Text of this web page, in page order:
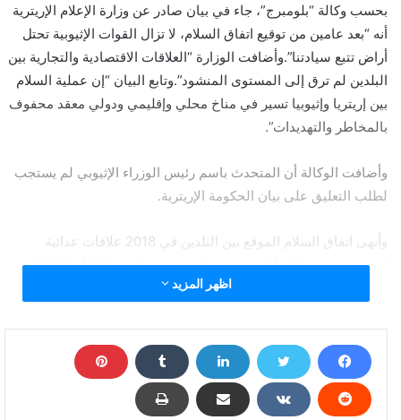
بحسب وكالة “بلومبرج”، جاء في بيان صادر عن وزارة الإعلام الإريترية
أنه “بعد عامين من توقيع اتفاق السلام، لا تزال القوات الإثيوبية تحتل
أراض تتبع سيادتنا”.وأضافت الوزارة “العلاقات الاقتصادية والتجارية بين
البلدين لم ترق إلى المستوى المنشود”.وتابع البيان “إن عملية السلام
بين إريتريا وإثيوبيا تسير في مناخ محلي وإقليمي ودولي معقد محفوف
بالمخاطر والتهديدات”.
وأضافت الوكالة أن المتحدث باسم رئيس الوزراء الإثيوبي لم يستجب
لطلب التعليق على بيان الحكومة الإريترية.
وأنهى اتفاق السلام الموقع بين البلدين في 2018 علاقات عدائية
استمرت لمدة 20 عامًا بعد حرب امتدت بين عامي 1998 و2000 إثر
انفصال إريتريا عن إثيوبيا، وراح ضحيتها أكثر من 100 ألف شخص.
وعقب توقيع اتفاق السلام، رفعت الأمم المتحدة عقوبات فُرضت على
إريتريا لمدة 10 سنوات. ورفعت وزارة الخزانة الأمريكية الأسبوع
الماضي عقوبات على المستشار الرئاسي الإريتري يماني جبريب.
اظهر المزيد